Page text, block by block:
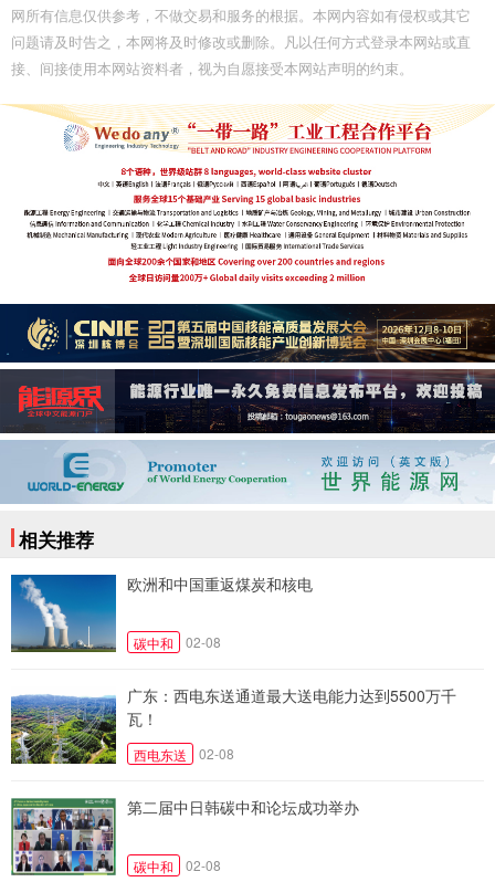
网所有信息仅供参考，不做交易和服务的根据。本网内容如有侵权或其它
问题请及时告之，本网将及时修改或删除。凡以任何方式登录本网站或直
接、间接使用本网站资料者，视为自愿接受本网站声明的约束。
相关推荐
欧洲和中国重返煤炭和核电
碳中和 02-08
广东：西电东送通道最大送电能力达到5500万千
瓦！
西电东送 02-08
第二届中日韩碳中和论坛成功举办
碳中和 02-08